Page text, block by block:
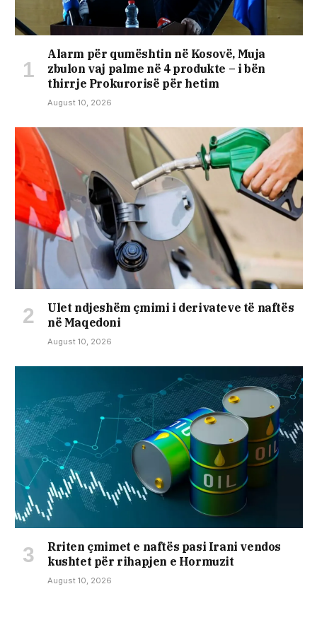
Alarm për qumështin në Kosovë, Muja
zbulon vaj palme në 4 produkte – i bën
thirrje Prokurorisë për hetim
August 10, 2026
Ulet ndjeshëm çmimi i derivateve të naftës
në Maqedoni
August 10, 2026
Rriten çmimet e naftës pasi Irani vendos
kushtet për rihapjen e Hormuzit
August 10, 2026